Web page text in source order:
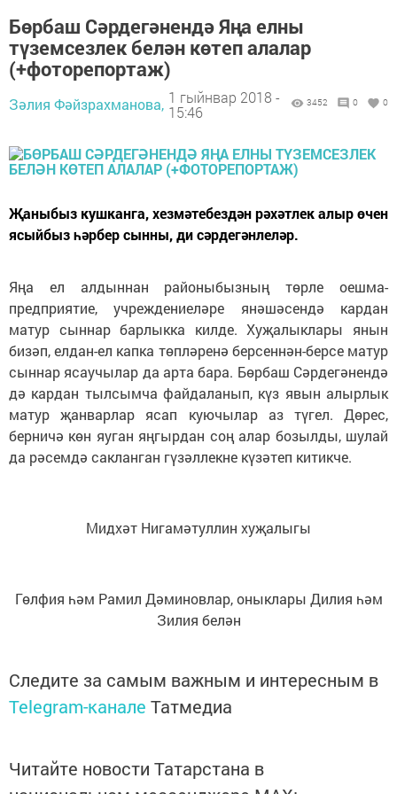
Бөрбаш Сәрдегәнендә Яңа елны
түземсезлек белән көтеп алалар
(+фоторепортаж)
Зәлия Фәйзрахманова, 1 гыйнвар 2018 -
15:46
3452 0 0
Җаныбыз кушканга, хезмәтебездән рәхәтлек алыр өчен
ясыйбыз һәрбер сынны, ди сәрдегәнлеләр.
Яңа ел алдыннан районыбызның төрле оешма-
предприятие, учреждениеләре янәшәсендә кардан
матур сыннар барлыкка килде. Хуҗалыклары янын
бизәп, елдан-ел капка төпләренә берсеннән-берсе матур
сыннар ясаучылар да арта бара. Бөрбаш Сәрдегәнендә
дә кардан тылсымча файдаланып, күз явын алырлык
матур җанварлар ясап куючылар аз түгел. Дөрес,
берничә көн яуган яңгырдан соң алар бозылды, шулай
да рәсемдә сакланган гүзәллекне күзәтеп китикче.
Мидхәт Нигамәтуллин хуҗалыгы
Гөлфия һәм Рамил Дәминовлар, оныклары Дилия һәм
Зилия белән
Следите за самым важным и интересным в
Telegram-канале Татмедиа
Читайте новости Татарстана в